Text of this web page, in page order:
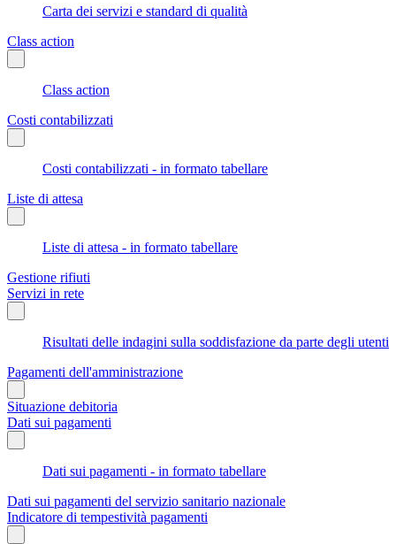
Carta dei servizi e standard di qualità
Class action
Class action
Costi contabilizzati
Costi contabilizzati - in formato tabellare
Liste di attesa
Liste di attesa - in formato tabellare
Gestione rifiuti
Servizi in rete
Risultati delle indagini sulla soddisfazione da parte degli utenti
Pagamenti dell'amministrazione
Situazione debitoria
Dati sui pagamenti
Dati sui pagamenti - in formato tabellare
Dati sui pagamenti del servizio sanitario nazionale
Indicatore di tempestività pagamenti